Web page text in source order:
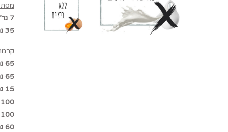
מסת
7 גר’ אבקת ג’לטין
35 גר’ מים
65 גר’ חמאת אגוזי לוז טבעית
65 גר’ שוקולד לבן
15 גר’ מסת ג’לטין
100 גר’ שמנת מתוקה 38%
100 גר’ חלב
60 גר’ חלמון